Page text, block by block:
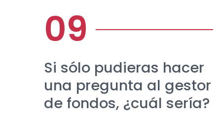
Si sólo pudieras hacer
una pregunta al gestor
de fondos, ¿cuál sería?